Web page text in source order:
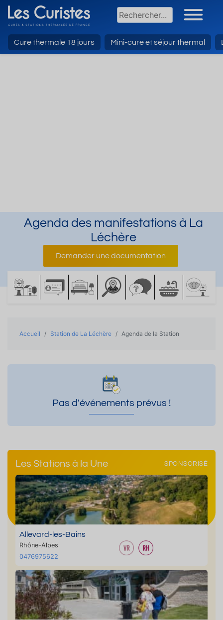
Cure thermale 18 jours Mini-cure et séjour thermal
Agenda des manifestations à La
Léchère
Demander une documentation
Accueil Station de La Léchère Agenda de la Station
Pas d'événements prévus !
Les Stations à la Une SPONSORISÉ
Allevard-les-Bains
Rhône-Alpes
0476975622